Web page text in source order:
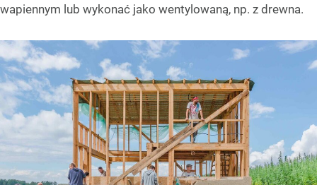
wapiennym lub wykonać jako wentylowaną, np. z drewna.